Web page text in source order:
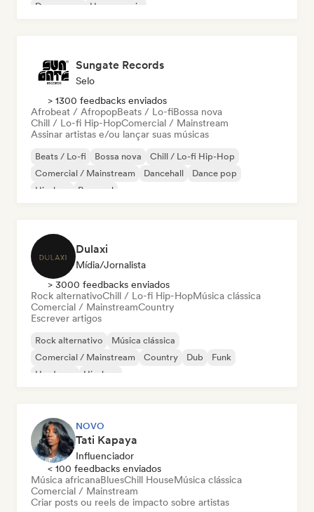
Dream pop
House music
Sungate Records
Selo
> 1300 feedbacks enviados
Afrobeat / AfropopBeats / Lo-fiBossa nova
Chill / Lo-fi Hip-HopComercial / Mainstream
Assinar artistas e/ou lançar suas músicas
Beats / Lo-fi Bossa nova
Chill / Lo-fi Hip-Hop
Comercial / Mainstream
Dancehall
Dance pop
Hip-hop
Pop soul
Dulaxi
Mídia/Jornalista
> 3000 feedbacks enviados
Rock alternativoChill / Lo-fi Hip-HopMúsica clássica
Comercial / MainstreamCountry
Escrever artigos
Rock alternativo
Música clássica
Comercial / Mainstream
Country Dub
Funk
Hardcore
Hip-hop
NOVO
Tati Kapaya
Influenciador
< 100 feedbacks enviados
Música africanaBluesChill HouseMúsica clássica
Comercial / Mainstream
Criar posts ou reels de impacto sobre artistas